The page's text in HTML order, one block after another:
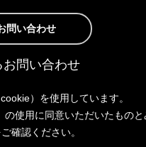
問い合わせ
問い合わせ
）を使用しています。
使用に同意いただいたものと
確認ください。